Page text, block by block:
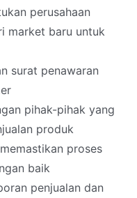
perusahaan
market baru untuk
surat penawaran
pihak-pihak yang
produk
proses
baik
penjualan dan